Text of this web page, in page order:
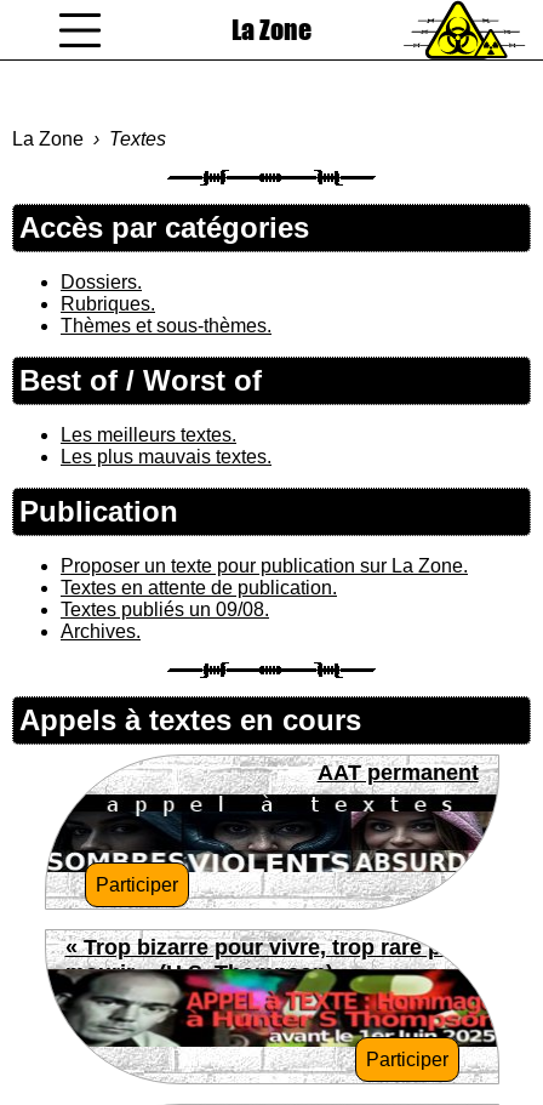
La Zone
La Zone Textes
Accès par catégories
Dossiers.
Rubriques.
Thèmes et sous-thèmes.
Best of / Worst of
Les meilleurs textes.
Les plus mauvais textes.
Publication
Proposer un texte pour publication sur La Zone.
Textes en attente de publication.
Textes publiés un 09/08.
Archives.
Appels à textes en cours
AAT permanent
Participer
« Trop bizarre pour vivre, trop rare pour
mourir » (H.S. Thompson)
Participer